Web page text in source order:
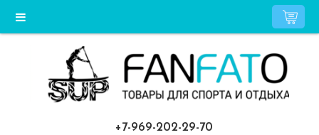
+7-969-202-29-70